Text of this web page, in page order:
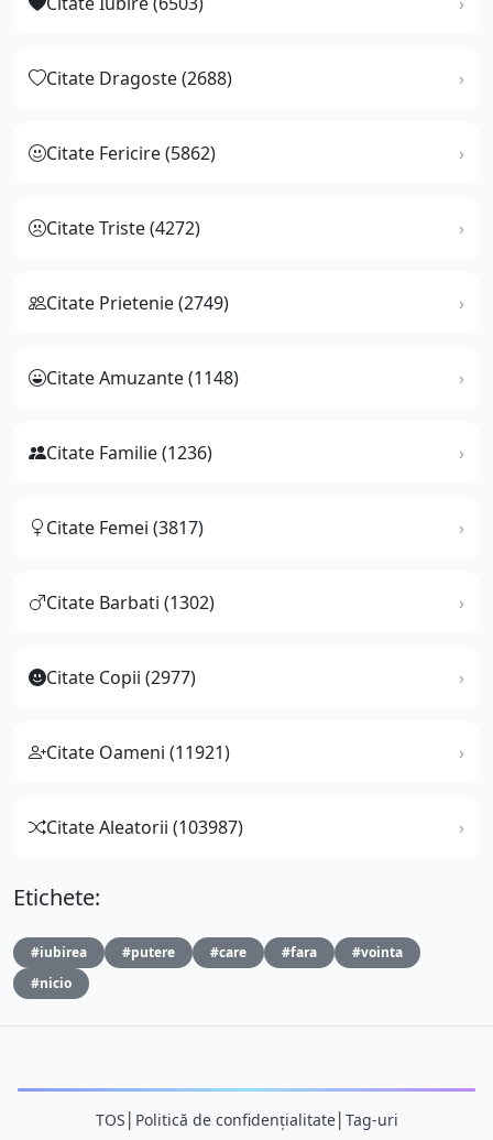
Citate Dragoste (2688)
Citate Fericire (5862)
Citate Triste (4272)
Citate Prietenie (2749)
Citate Amuzante (1148)
Citate Familie (1236)
Citate Femei (3817)
Citate Barbati (1302)
Citate Copii (2977)
Citate Oameni (11921)
Citate Aleatorii (103987)
Etichete:
#iubirea #putere #care #fara
#vointa
#nicio
TOS Politică de confidențialitate│ Tag-uri